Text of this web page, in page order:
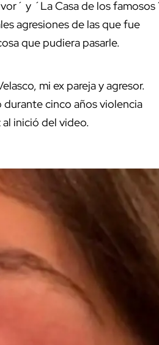
y ´La Casa de los
agresiones de las que fue
que pudiera pasarle.
mi ex pareja y agresor.
cinco años violencia
inició del video.